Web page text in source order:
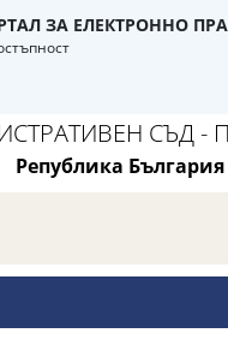
ЗА ЕЛЕКТРОННО
СЪД -
Република България